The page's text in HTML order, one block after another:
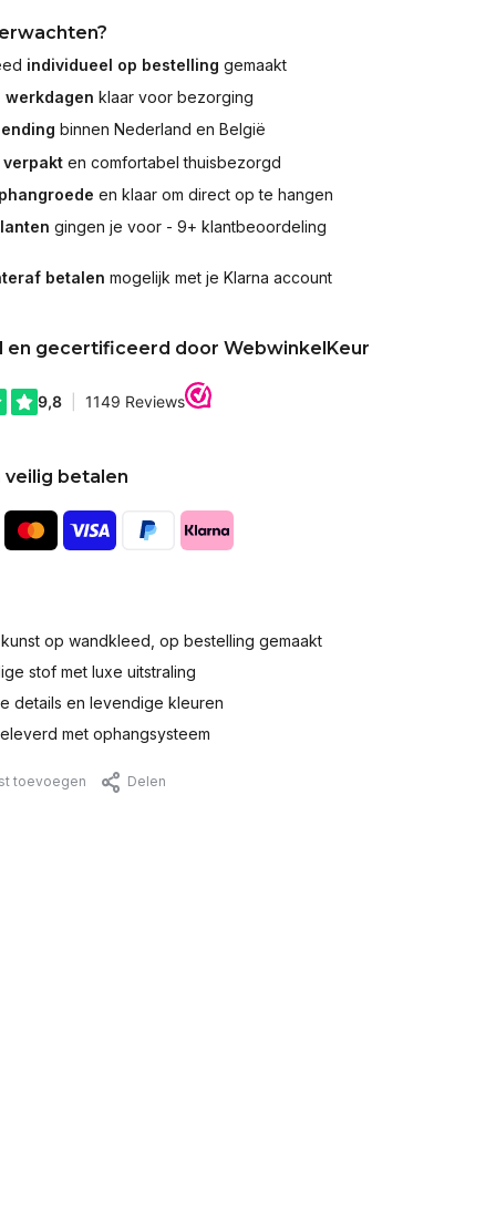
individueel op bestelling gemaakt
werkdagen klaar voor bezorging
binnen Nederland en België
en comfortabel thuisbezorgd
en klaar om direct op te hangen
gingen je voor - 9+ klantbeoordeling
betalen mogelijk met je Klarna account
en gecertificeerd door WebwinkelKeur
veilig betalen
op wandkleed, op bestelling gemaakt
stof met luxe uitstraling
details en levendige kleuren
met ophangsysteem
toevoegen Delen